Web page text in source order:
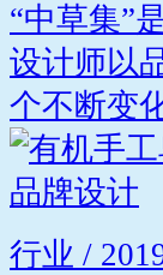
“中草集”
设计师以
个不断变
行业 /